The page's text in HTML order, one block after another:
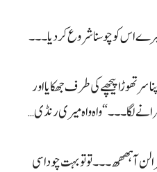
اس کو چوسنا شروع کر دیا۔۔۔
سر تھوڑا پیچھے کی طرف جھکایا اور
لگا۔۔۔ “واہ واہ میری رنڈی…
تو تو بہت چوداسی